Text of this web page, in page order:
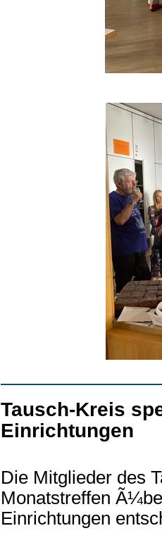
Tausch-Kreis
Einrichtungen
Die Mitglieder des
Monatstreffen
Einrichtungen